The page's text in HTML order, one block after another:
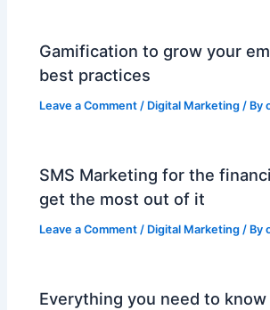
Gamification to grow your
best practices
Leave a Comment / Digital Marketing / By
SMS Marketing for the
get the most out of it
Leave a Comment / Digital Marketing / By
Everything you need to